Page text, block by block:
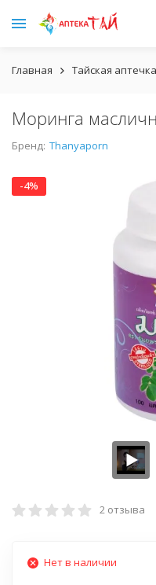
Главная Тайская аптечка
Моринга
Бренд: Thanyaporn
-4%
2 отзыва
Нет в наличии